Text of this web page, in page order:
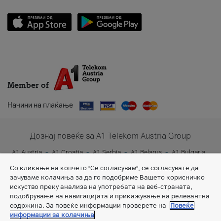
Member of
Начини на плаќање
Дознај повеќе за A1 Telekom Austria Group
A1 Austria A1 Croatia A1 Serbia A1 Belarus
A1 Bulgaria
A1 Slovenia
A1 Digital
Со кликање на копчето "Се согласувам", се согласувате да
зачуваме колачиња за да го подобриме Вашето корисничко
искуство преку анализа на употребата на веб-страната,
подобрување на навигацијата и прикажување на релевантна
содржина. За повеќе информации проверете на
Повеќе
информации за колачиња